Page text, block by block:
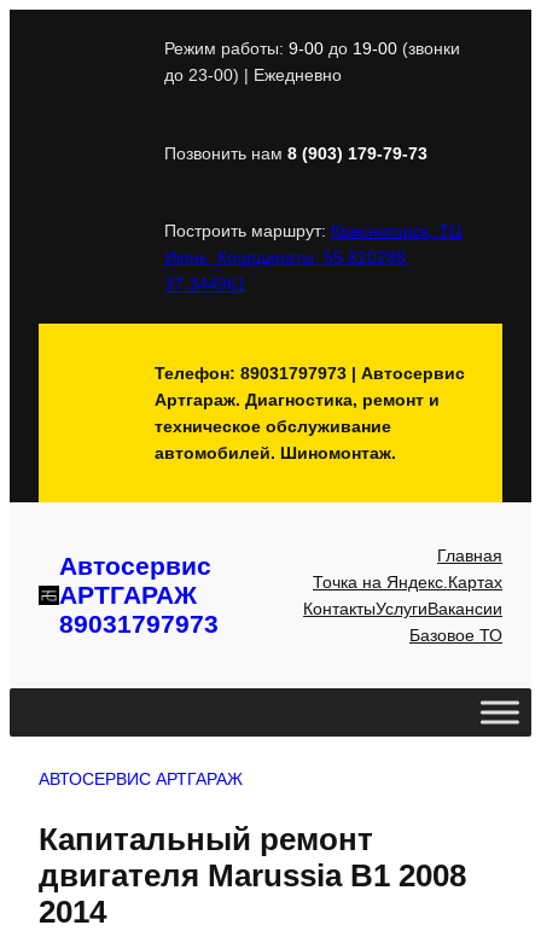
Режим работы: 9-00 до 19-00 (звонки
до 23-00) | Ежедневно
Позвонить нам 8 (903) 179-79-73
Построить маршрут: Красногорск, ТЦ
Июнь, Координаты: 55.820288,
37.344961
Телефон: 89031797973 | Автосервис
Артгараж. Диагностика, ремонт и
техническое обслуживание
автомобилей. Шиномонтаж.
Автосервис
АРТГАРАЖ
89031797973
Главная
Точка на Яндекс.Картах
КонтактыУслугиВакансии
Базовое ТО
АВТОСЕРВИС АРТГАРАЖ
Капитальный ремонт
двигателя Marussia B1 2008
2014